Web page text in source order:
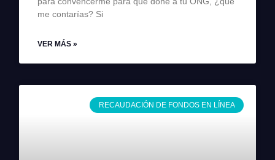
me contarías? Si
VER MÁS »
RECAUDACIÓN DE FONDOS EN LÍNEA